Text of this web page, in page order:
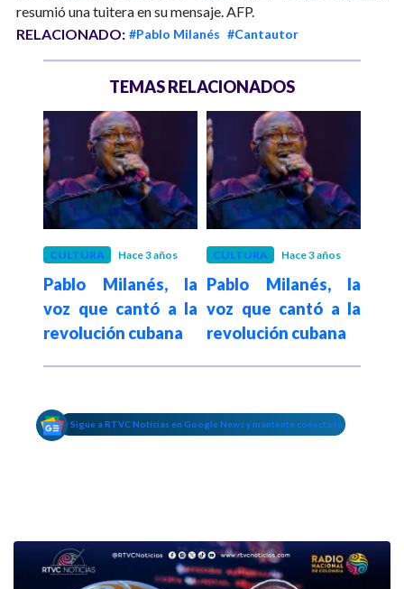
resumió una tuitera en su mensaje. AFP.
RELACIONADO: #Pablo Milanés #Cantautor
TEMAS RELACIONADOS
CULTURA Hace 3 años
Pablo Milanés, la
voz que cantó a la
revolución cubana
CULTURA Hace 3 años
Pablo Milanés, la
voz que cantó a la
revolución cubana
Sigue a RTVC Noticias en Google News y mantente conectado